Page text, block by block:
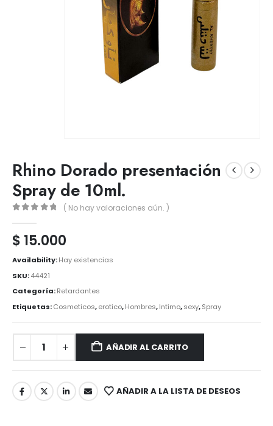
Rhino Dorado presentación
Spray de 10ml.
( No hay valoraciones aún. )
$ 15.000
Availability:Hay existencias
SKU:44421
Categoría:Retardantes
Etiquetas:Cosmeticos,erotico,Hombres,Intimo,sexy,Spray
AÑADIR AL CARRITO
AÑADIR A LA LISTA DE DESEOS